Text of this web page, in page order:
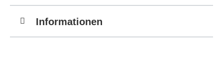
Informationen